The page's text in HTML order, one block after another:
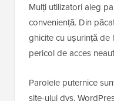
Mulți utilizatori aleg
conveniență. Din
ghicite cu ușurință de
pericol de acces
Parolele puternice
site-ului dvs.